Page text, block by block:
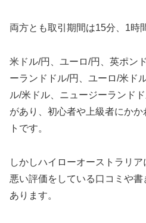
両方とも取引期間は15分、1時
米ドル/円、ユーロ/円、英ポン
ーランドドル/円、ユーロ/米ド
ル/米ドル、ニュージーランド
があり、初心者や上級者にか
トです。
しかしハイローオーストラリ
悪い評価をしている口コミや
あります。